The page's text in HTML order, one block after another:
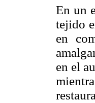
En un
tejido
en
en el